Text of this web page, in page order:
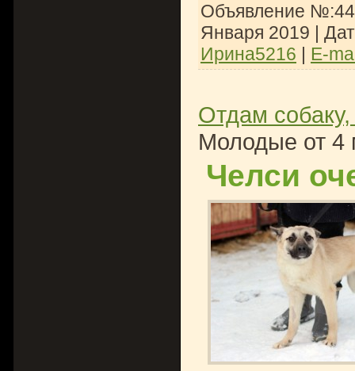
Объявление
Января 2019 |
Ирина5216 | E-
Отдам
Молодые от 4
Челси